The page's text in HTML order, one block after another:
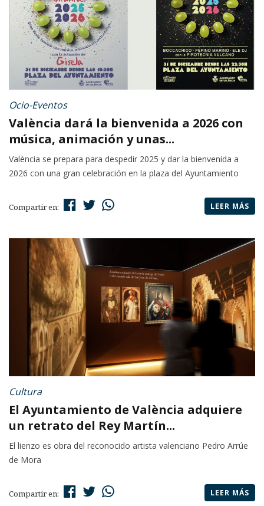
Ocio-Eventos
València dará la bienvenida a 2026 con
música, animación y unas...
València se prepara para despedir 2025 y dar la bienvenida a
2026 con una gran celebración en la plaza del Ayuntamiento
Compartir en: LEER MÁS
Cultura
El Ayuntamiento de València adquiere
un retrato del Rey Martín...
El lienzo es obra del reconocido artista valenciano Pedro Arrúe
de Mora
Compartir en: LEER MÁS